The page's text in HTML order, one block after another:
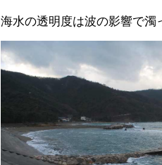
海水の透明度は波の影響で濁